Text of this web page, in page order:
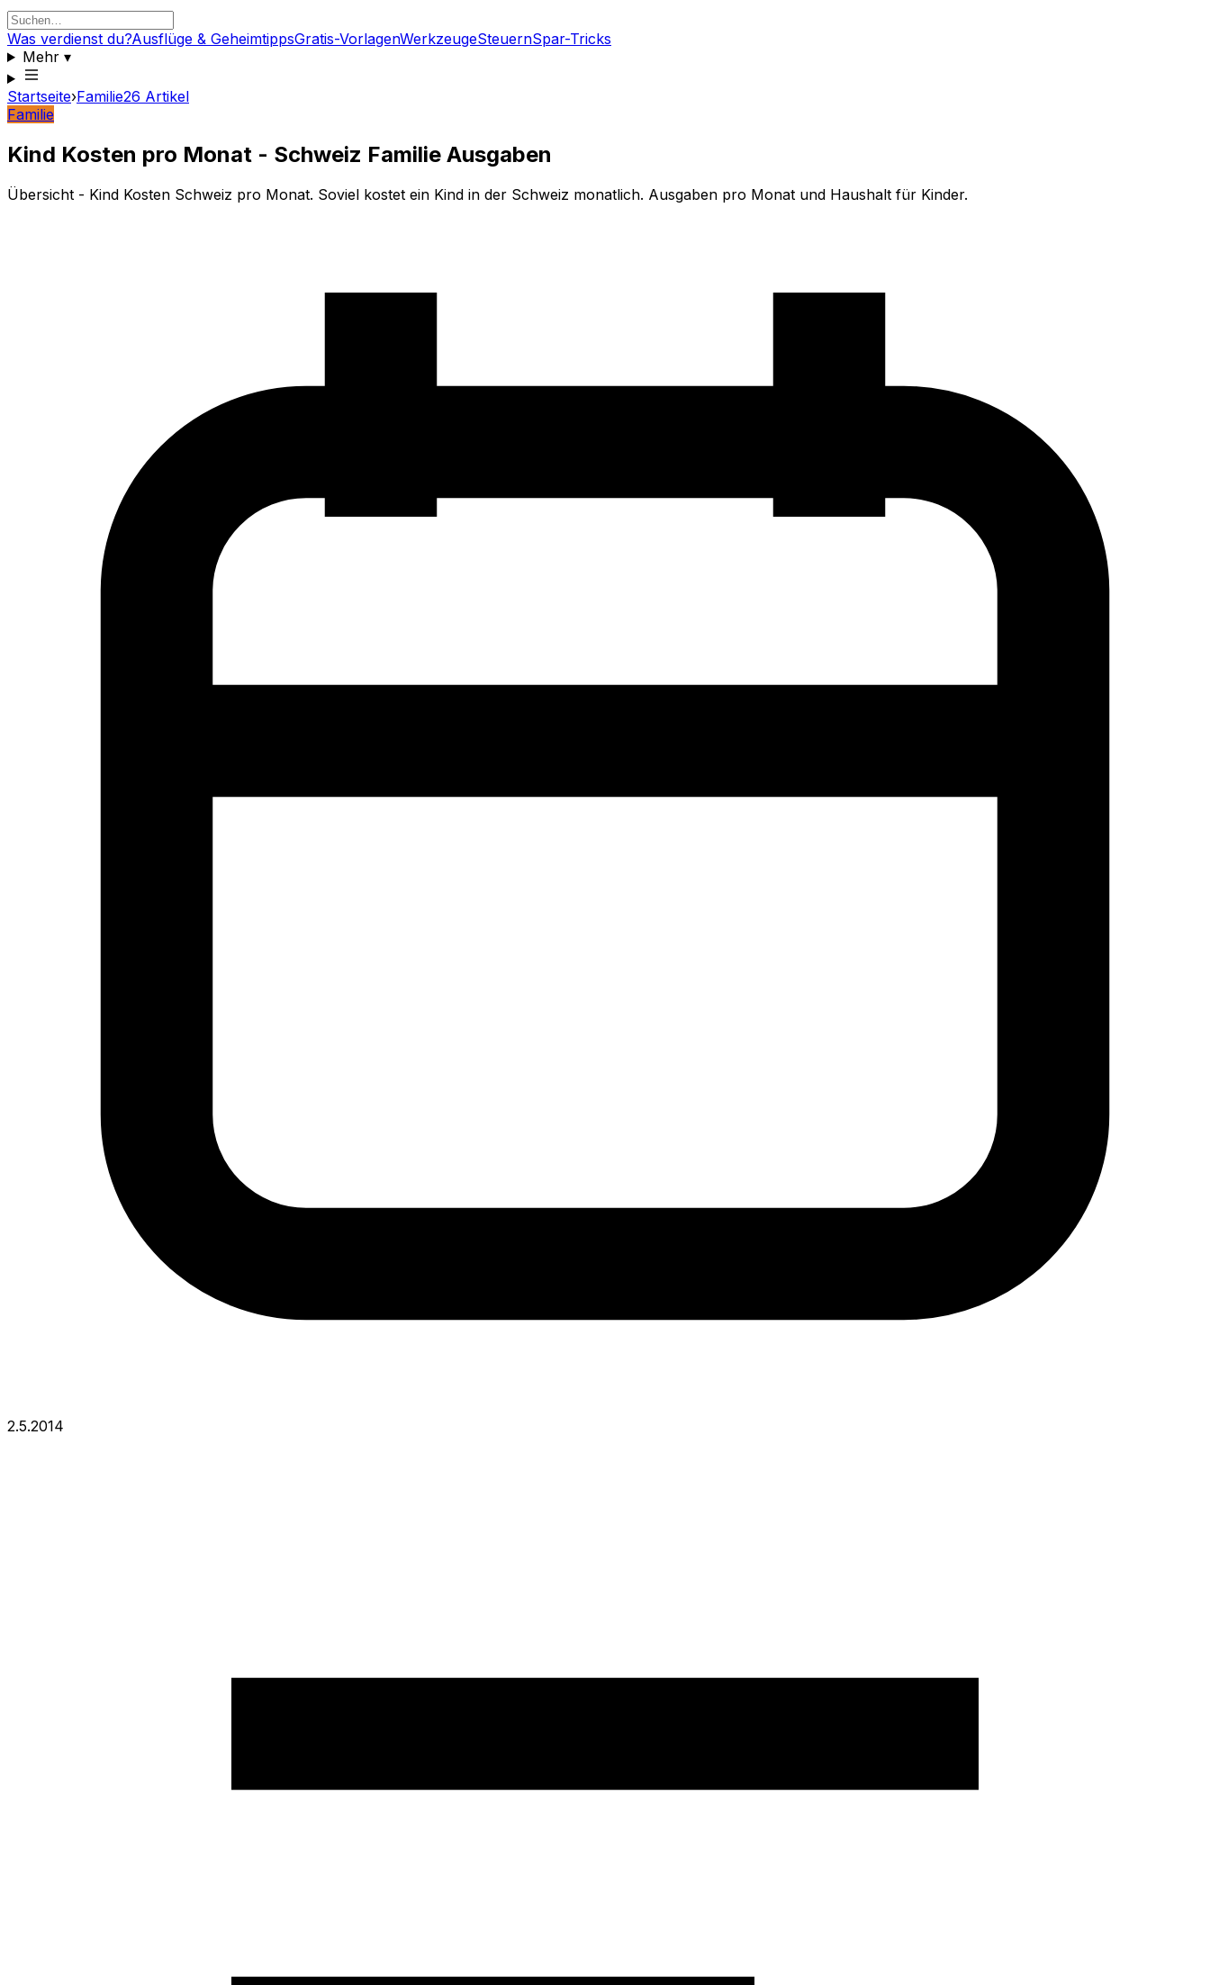
Was verdienst du?Ausflüge & GeheimtippsGratis-VorlagenWerkzeugeSteuernSpar-Tricks
Mehr▾
Startseite›Familie26 Artikel
Familie
Kind Kosten pro Monat - Schweiz Familie Ausgaben
Übersicht - Kind Kosten Schweiz pro Monat. Soviel kostet ein Kind in der Schweiz monatlich. Ausgaben pro Monat und Haushalt für Kinder.
2.5.2014